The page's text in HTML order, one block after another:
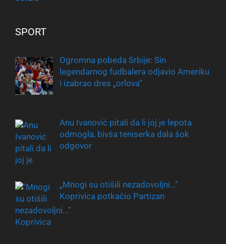
SPORT
Ogromna pobeda Srbije: Sin
legendarnog fudbalera odjavio Ameriku
i izabrao dres „orlova“
Anu Ivanović pitali da li joj je lepota
odmogla, bivša teniserka dala šok
odgovor
„Mnogi su otišili nezadovoljni…“
Koprivica potkačio Partizan